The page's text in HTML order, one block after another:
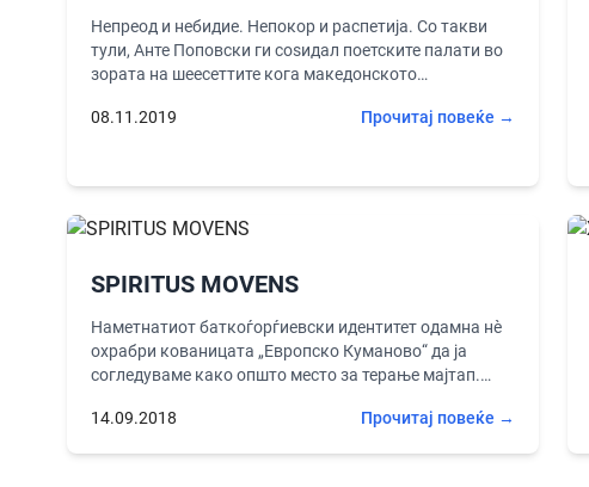
Непреод и небидие. Непокор и распетија. Со такви
тули, Анте Поповски ги соѕидал поетските палати во
зората на шеесеттите кога македонското
08.11.2019
Прочитај повеќе →
SPIRITUS MOVENS
Наметнатиот баткоѓорѓиевски идентитет одамна нè
охрабри кованицата „Европско Куманово“ да ја
согледуваме како општо место за терање мајтап.
на...
14.09.2018 Прочитај повеќе →